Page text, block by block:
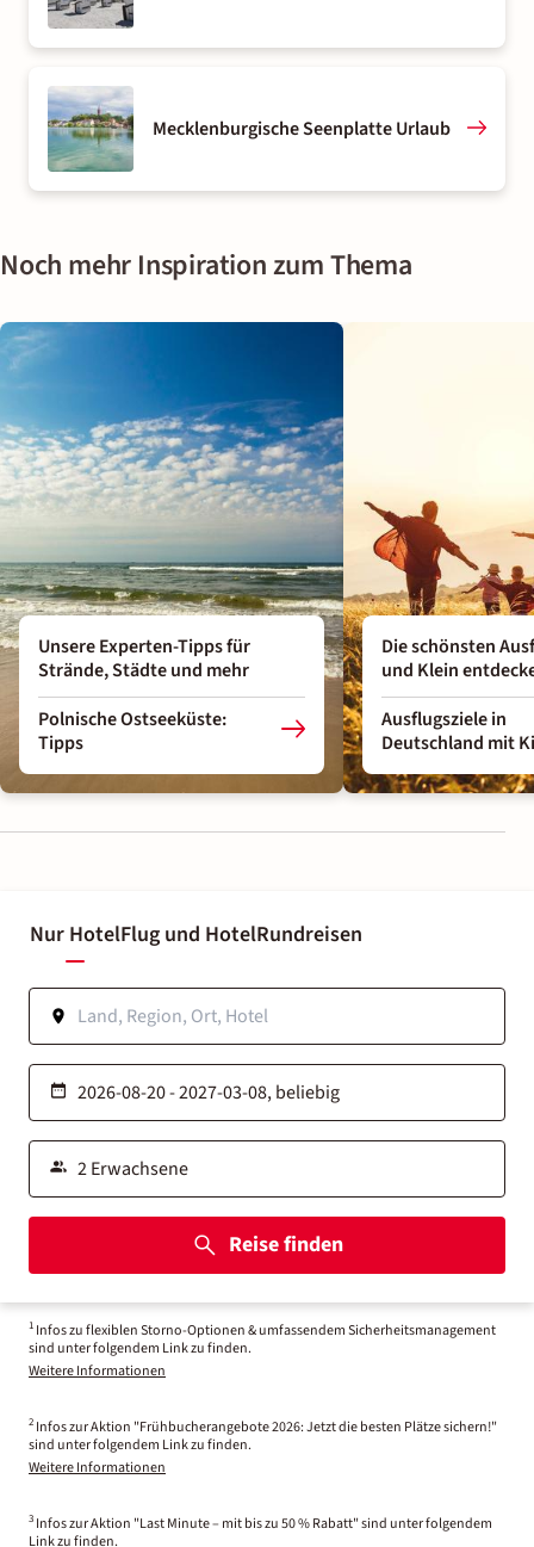
Mecklenburgische Seenplatte Urlaub
Noch mehr Inspiration zum Thema
Unsere Experten-Tipps für
Strände, Städte und mehr
Polnische Ostseeküste:
Tipps
Die schönsten
und Klein
Ausflugsziele in
Deutschland mit
Nur HotelFlug und HotelRundreisen
Reise finden
1 Infos zu flexiblen Storno-Optionen & umfassendem Sicherheitsmanagement
sind unter folgendem Link zu finden.
Weitere Informationen
2 Infos zur Aktion "Frühbucherangebote 2026: Jetzt die besten Plätze sichern!"
sind unter folgendem Link zu finden.
Weitere Informationen
3 Infos zur Aktion "Last Minute – mit bis zu 50 % Rabatt" sind unter folgendem
Link zu finden.